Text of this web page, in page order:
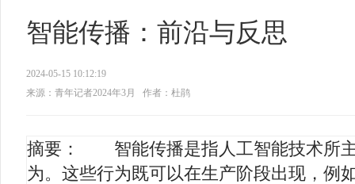
智能传播：前沿与反思
2024-05-15 10:12:19
来源：青年记者2024年3月
作者：杜鹃
摘要： 智能传播是指人工智能技术所主
为。这些行为既可以在生产阶段出现，例